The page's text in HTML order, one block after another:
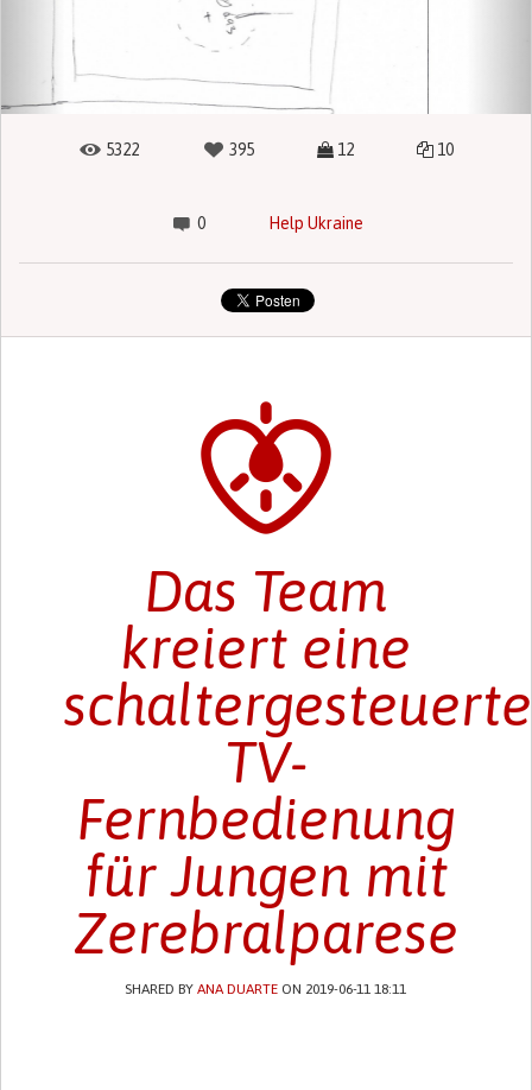
5322 395 12 10
0 Help Ukraine
Das Team
kreiert eine
schaltergesteuerte
TV-
Fernbedienung
für Jungen mit
Zerebralparese
SHARED BYANA DUARTE ON 2019-06-11 18:11